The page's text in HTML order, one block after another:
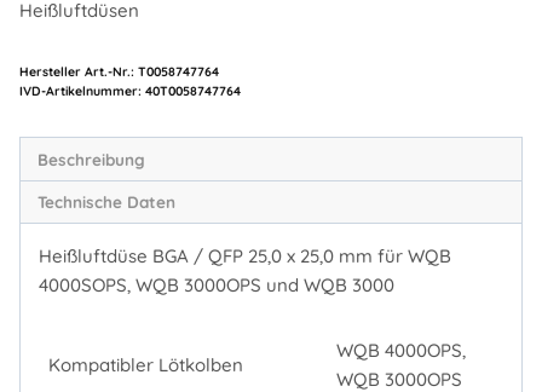
Heißluftdüsen
Hersteller Art.-Nr.: T0058747764
Artikelnummer: 40T0058747764
Beschreibung
Technische Daten
Heißluftdüse BGA / QFP 25,0 x 25,0 mm für WQB
4000SOPS, WQB 3000OPS und WQB 3000
Kompatibler Lötkolben
WQB 4000OPS,
WQB 3000OPS